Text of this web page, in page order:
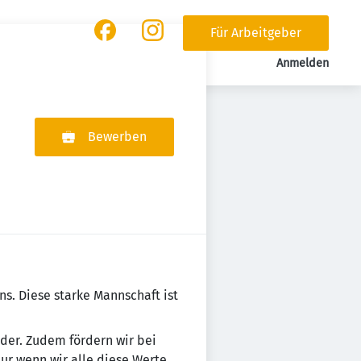
Für Arbeitgeber
Anmelden
Bewerben
Diese starke Mannschaft ist
Zudem fördern wir bei